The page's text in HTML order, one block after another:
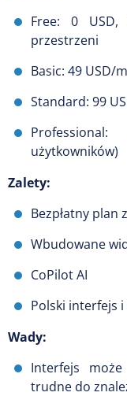
Free: 0
przestrzeni
Basic: 49 USD/
Standard: 99
użytkowników)
Zalety:
Bezpłatny
Wbudowane
CoPilot AI
Polski interfejs
Wady:
Interfejs
trudne do